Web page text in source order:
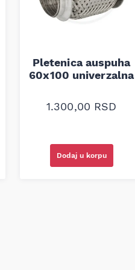
Pletenica auspuha
60x100 univerzalna
1.300,00 RSD
Dodaj u korpu